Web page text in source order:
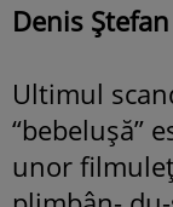
Denis
Ultimul
“bebeluşă”
unor